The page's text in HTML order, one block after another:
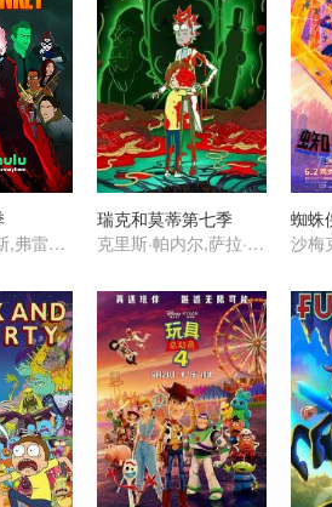
杰森·苏戴奇斯,弗雷德·塔特西奥,奥立薇娅·玛恩,武井乔治,松村艾丽,蕾可·艾尔丝沃斯,诺希尔·达拉尔,Nobi Nakanishi,Mia Korf
瑞克和莫蒂第七季
克里斯·帕内尔,萨拉·乔克,斯宾瑟·格拉默
蜘蛛